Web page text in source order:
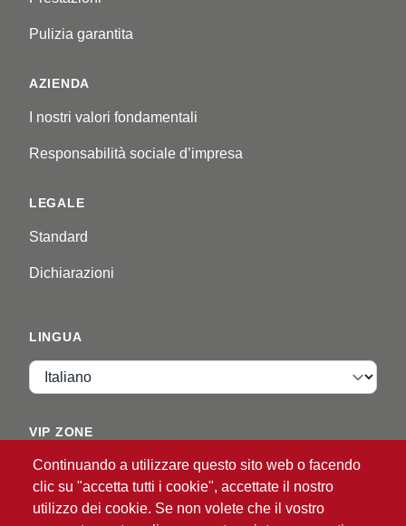
Pulizia garantita
AZIENDA
I nostri valori fondamentali
Responsabilità sociale d’impresa
LEGALE
Standard
Dichiarazioni
Continuando a utilizzare questo sito web o facendo
clic su "accetta tutti i cookie", accettate il nostro
utilizzo dei cookie. Se non volete che il vostro
LINGUA
Lingua
VIP ZONE
Accedi